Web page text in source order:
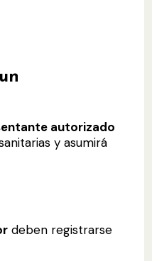
autorizado
y asumirá
deben registrarse